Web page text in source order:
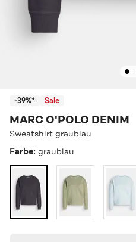
-39%* Sale
MARC O'POLO DENIM
Sweatshirt graublau
Farbe: graublau